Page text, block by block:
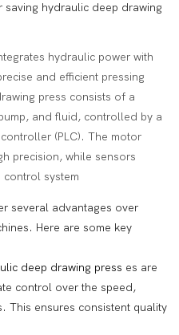
saving hydraulic deep drawing
hydraulic power with
and efficient pressing
press consists of a
and fluid, controlled by a
(PLC). The motor
precision, while sensors
system
several advantages over
Here are some key
deep drawing press es are
control over the speed,
This ensures consistent quality